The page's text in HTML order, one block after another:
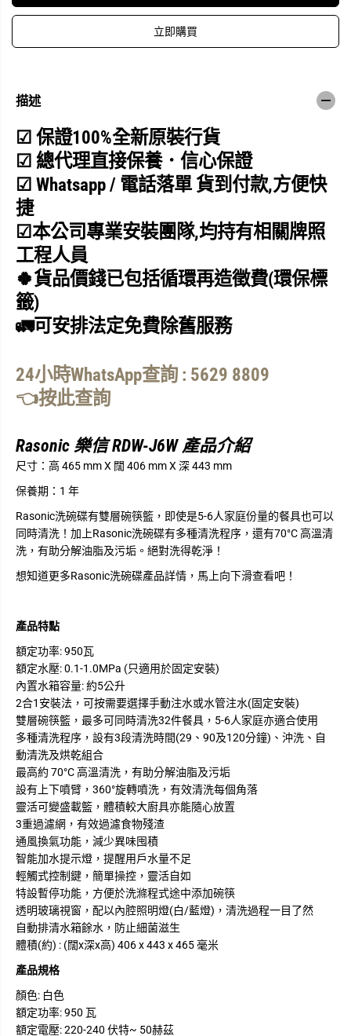
a
n
信
W
J
6
W
檯
式
洗
碗
碟
機
a
n
W
-
J
6
W
座
式
洗
碟
機
立即購買
描述
☑ 保證100%全新原裝行貨
☑ 總代理直接保養．信心保證
☑ Whatsapp / 電話落單 貨到付款,方便快
捷
☑本公司專業安裝團隊,均持有相關牌照
工程人員
🍀貨品價錢已包括循環再造徵費(環保標
籤)
🚛可安排法定免費除舊服務
24小時WhatsApp查詢 : 5629 8809
👈按此查詢
Rasonic 樂信 RDW-J6W 產品介紹
尺寸： 高 465 mm X 闊 406 mm X 深 443 mm
保養期： 1 年
Rasonic洗碗碟有雙層碗筷籃，即使是5-6人家庭份量的餐具也可以
同時清洗！加上Rasonic洗碗碟有多種清洗程序，還有70°C 高溫清
洗，有助分解油脂及污垢。絕對洗得乾淨！
想知道更多Rasonic洗碗碟產品詳情，馬上向下滑查看吧！
產品特點
額定功率: 950瓦
額定水壓: 0.1-1.0MPa (只適用於固定安裝)
內置水箱容量: 約5公升
2合1安裝法，可按需要選擇手動注水或水管注水(固定安裝)
雙層碗筷籃，最多可同時清洗32件餐具，5-6人家庭亦適合使用
多種清洗程序，設有3段清洗時間(29、90及120分鐘)、沖洗、自
動清洗及烘乾組合
最高約 70°C 高溫清洗，有助分解油脂及污垢
設有上下噴臂，360°旋轉噴洗，有效清洗每個角落
靈活可變盛載籃，體積較大廚具亦能隨心放置
3重過濾網，有效過濾食物殘渣
通風換氣功能，減少異味囤積
智能加水提示燈，提醒用戶水量不足
輕觸式控制鍵，簡單操控，靈活自如
特設暫停功能，方便於洗滌程式途中添加碗筷
透明玻璃視窗，配以內腔照明燈(白/藍燈)，清洗過程一目了然
自動排清水箱餘水，防止細菌滋生
體積(約) : (闊x深x高) 406 x 443 x 465 毫米
產品規格
顏色: 白色
額定功率: 950 瓦
額定電壓: 220-240 伏特~ 50赫茲